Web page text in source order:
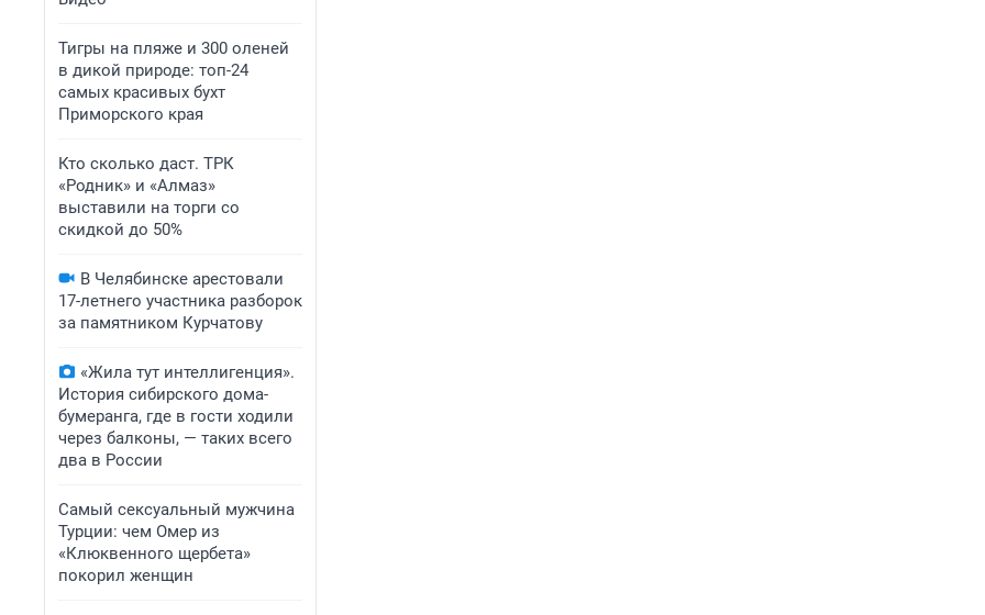
Тигры на пляже и 300 оленей
в дикой природе: топ-24
самых красивых бухт
Приморского края
Кто сколько даст. ТРК
«Родник» и «Алмаз»
выставили на торги со
скидкой до 50%
В Челябинске арестовали
17-летнего участника разборок
за памятником Курчатову
«Жила тут интеллигенция».
История сибирского дома-
бумеранга, где в гости ходили
через балконы, — таких всего
два в России
Самый сексуальный мужчина
Турции: чем Омер из
«Клюквенного щербета»
покорил женщин